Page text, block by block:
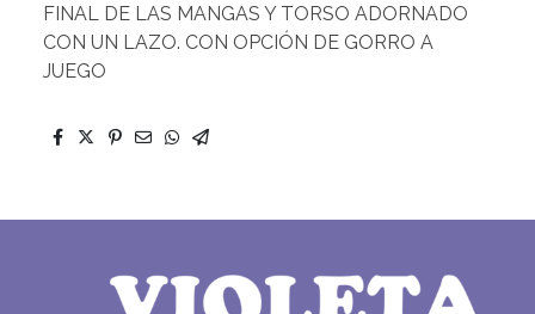
FINAL DE LAS MANGAS Y TORSO ADORNADO
CON UN LAZO. CON OPCIÓN DE GORRO A
JUEGO